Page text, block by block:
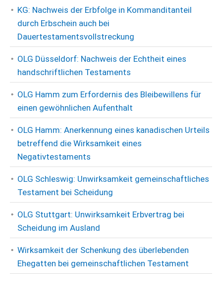
KG: Nachweis der Erbfolge in Kommanditanteil
durch Erbschein auch bei
Dauertestamentsvollstreckung
OLG Düsseldorf: Nachweis der Echtheit eines
handschriftlichen Testaments
OLG Hamm zum Erfordernis des Bleibewillens für
einen gewöhnlichen Aufenthalt
OLG Hamm: Anerkennung eines kanadischen Urteils
betreffend die Wirksamkeit eines
Negativtestaments
OLG Schleswig: Unwirksamkeit gemeinschaftliches
Testament bei Scheidung
OLG Stuttgart: Unwirksamkeit Erbvertrag bei
Scheidung im Ausland
Wirksamkeit der Schenkung des überlebenden
Ehegatten bei gemeinschaftlichen Testament